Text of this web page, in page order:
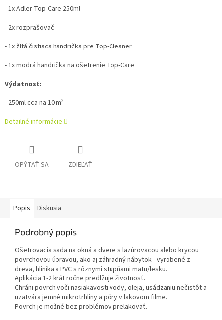
- 1x Adler Top-Care 250ml
- 2x rozprašovač
- 1x žltá čistiaca handrička pre Top-Cleaner
- 1x modrá handrička na ošetrenie Top-Care
Výdatnosť:
- 250ml cca na 10 m2
Detailné informácie
OPÝTAŤ SA ZDIEĽAŤ
Popis Diskusia
Podrobný popis
Ošetrovacia sada na okná a dvere s lazúrovacou alebo krycou
povrchovou úpravou, ako aj záhradný nábytok - vyrobené z
dreva, hliníka a PVC s rôznymi stupňami matu/lesku.
Aplikácia 1-2 krát ročne predlžuje životnosť.
Chráni povrch voči nasiakavosti vody, oleja, usádzaniu nečistôt a
uzatvára jemné mikrotrhliny a póry v lakovom filme.
Povrch je možné bez problémov prelakovať.